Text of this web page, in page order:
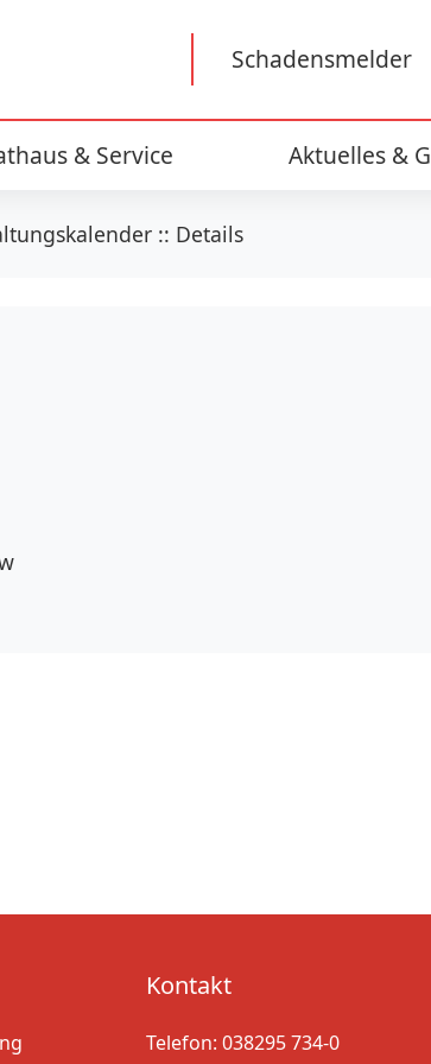
Schadensmelder
& Service Aktuelles &
:: Details
Kontakt
Telefon: 038295 734-0